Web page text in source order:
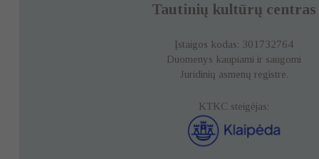
Tautinių kultūrų centras
Įstaigos kodas: 301732764
Duomenys kaupiami ir saugomi
Juridinių asmenų registre.
KTKC steigėjas: